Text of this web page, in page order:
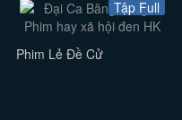
Tập Full
Phim Lẻ Đề Cử